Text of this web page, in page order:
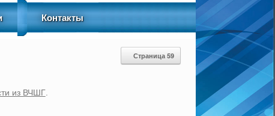
Контакты
Страница 59
из ВЧШГ.